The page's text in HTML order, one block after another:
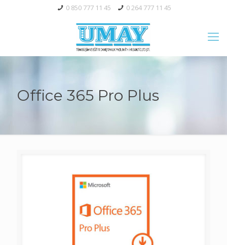
0 850 777 11 45 0 264 777 11 45
Office 365 Pro Plus